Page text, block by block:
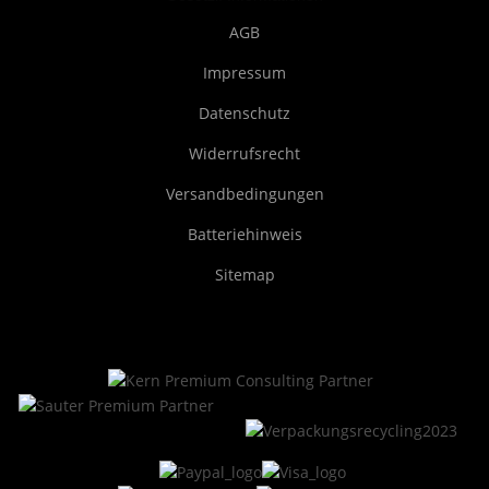
AGB
Impressum
Datenschutz
Widerrufsrecht
Versandbedingungen
Batteriehinweis
Sitemap